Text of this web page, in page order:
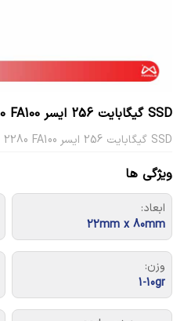
SSD گیگابایت 256 ایسر M.2 NVME 2280 FA100
SSD گیگابایت 256 ایسر M.2 NVME 2280 FA100
ویژگی ها
ابعاد:
22mm x 80mm
وزن:
1-10gr